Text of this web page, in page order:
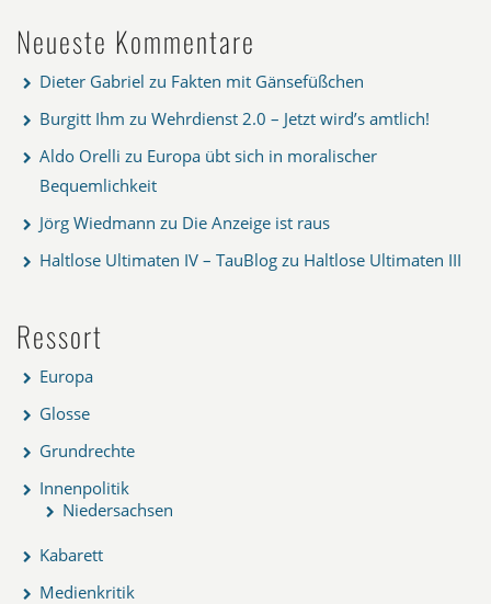
Neueste Kommentare
Dieter Gabriel zu Fakten mit Gänsefüßchen
Burgitt Ihm zu Wehrdienst 2.0 – Jetzt wird’s amtlich!
Aldo Orelli zu Europa übt sich in moralischer
Bequemlichkeit
Jörg Wiedmann zu Die Anzeige ist raus
Haltlose Ultimaten IV – TauBlog zu Haltlose Ultimaten III
Ressort
Europa
Glosse
Grundrechte
Innenpolitik
Niedersachsen
Kabarett
Medienkritik